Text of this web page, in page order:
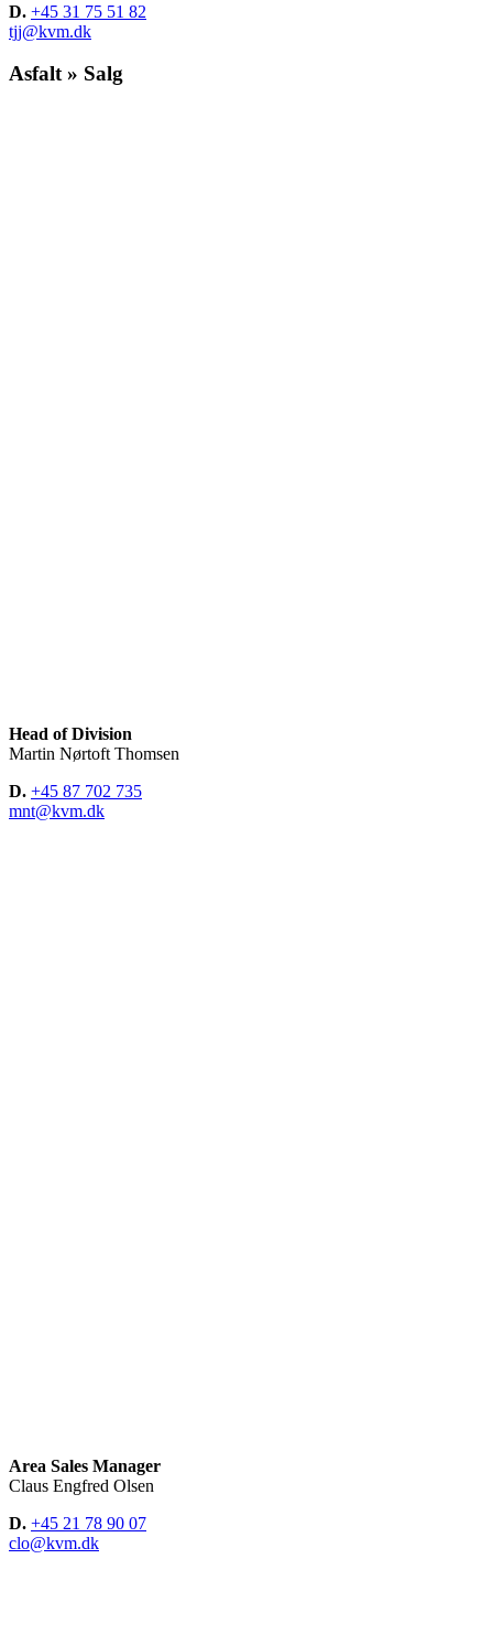
D. +45 31 75 51 82
tjj@kvm.dk
Asfalt » Salg
Head of Division
Martin Nørtoft Thomsen
D. +45 87 702 735
mnt@kvm.dk
Area Sales Manager
Claus Engfred Olsen
D. +45 21 78 90 07
clo@kvm.dk